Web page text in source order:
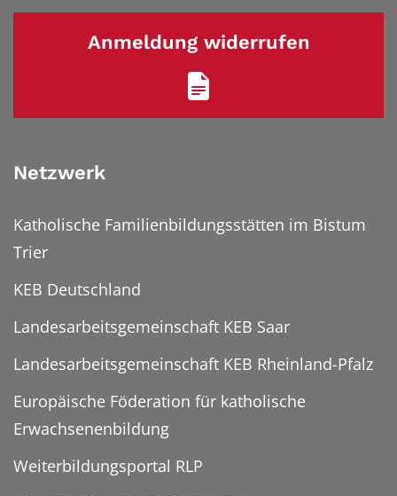
Anmeldung widerrufen
Netzwerk
Katholische Familienbildungsstätten im Bistum
Trier
KEB Deutschland
Landesarbeitsgemeinschaft KEB Saar
Landesarbeitsgemeinschaft KEB Rheinland-Pfalz
Europäische Föderation für katholische
Erwachsenenbildung
Weiterbildungsportal RLP